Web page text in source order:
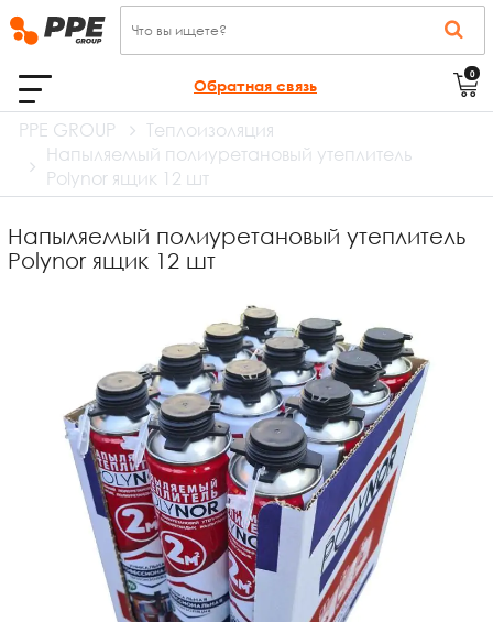
Обратная связь
0
PPE GROUP
Теплоизоляция
Напыляемый полиуретановый утеплитель
Polynor ящик 12 шт
Напыляемый полиуретановый утеплитель
Polynor ящик 12 шт